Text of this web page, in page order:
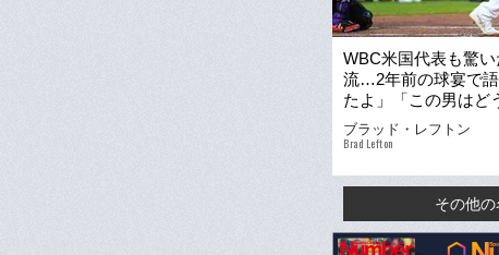
WBC米国代表も驚
流…2年前の球宴で
たよ」「この男はど
つもりだろう？」
ブラッド・レフトン
Brad Lefton
その他